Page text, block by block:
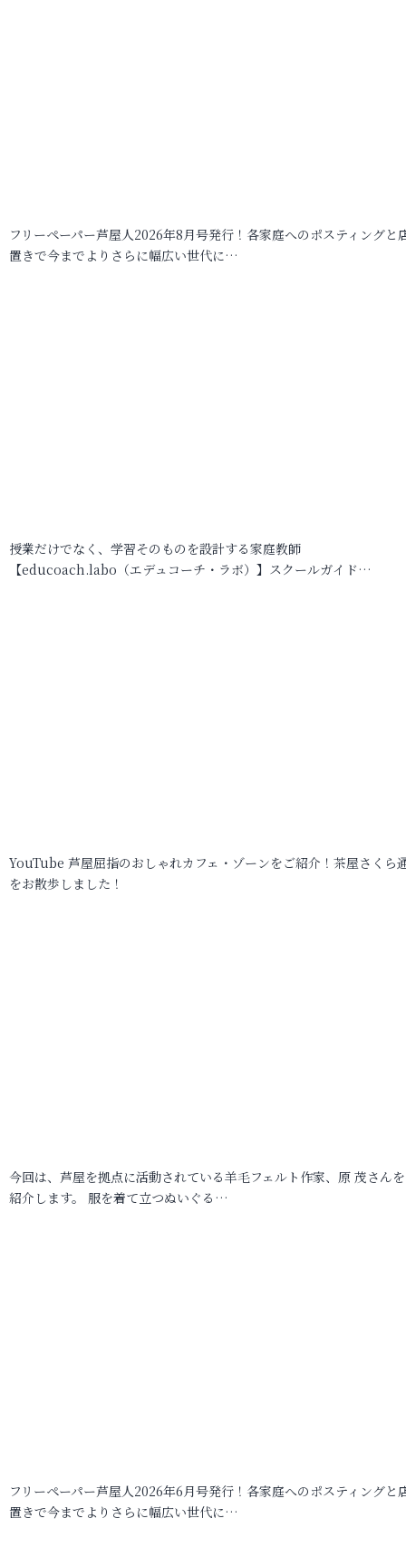
フリーペーパー芦屋人2026年8月号発行！各家庭へのポスティングと
置きで今までよりさらに幅広い世代に…
授業だけでなく、学習そのものを設計する家庭教師
【educoach.labo（エデュコーチ・ラボ）】スクールガイド…
YouTube 芦屋屈指のおしゃれカフェ・ゾーンをご紹介！茶屋さくら
をお散歩しました！
今回は、芦屋を拠点に活動されている羊毛フェルト作家、原 茂さん
紹介します。 服を着て立つぬいぐる…
フリーペーパー芦屋人2026年6月号発行！各家庭へのポスティングと
置きで今までよりさらに幅広い世代に…